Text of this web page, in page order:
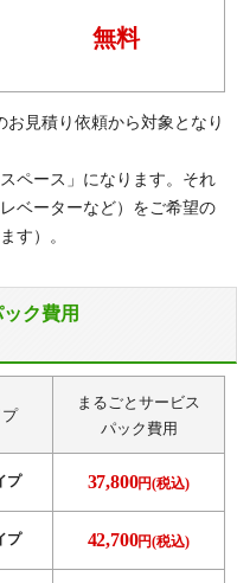
無料
見積り依頼から対象となり
ペース」になります。それ
ベーターなど）をご希望の
す）。
ク費用
まるごとサービス
パック費用
プ 37,800円(税込)
プ 42,700円(税込)